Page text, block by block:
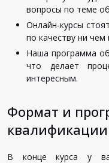
вопросы по теме
Онлайн-курсы
по качеству ни
Наша программа
что делает
интересным.
Формат и
квалификации
В конце курса у